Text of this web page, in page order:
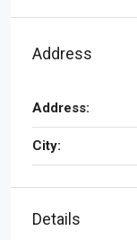
Address
Address:
City:
Details